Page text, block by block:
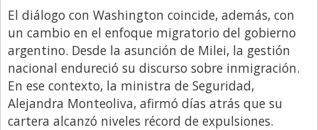
El diálogo con Washington coincide, además, con
un cambio en el enfoque migratorio del gobierno
argentino. Desde la asunción de Milei, la gestión
nacional endureció su discurso sobre inmigración.
En ese contexto, la ministra de Seguridad,
Alejandra Monteoliva, afirmó días atrás que su
cartera alcanzó niveles récord de expulsiones.